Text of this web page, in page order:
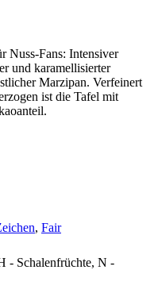
Nuss-Fans: Intensiver
und karamellisierter
Marzipan. Verfeinert
ist die Tafel mit
, Fair
- Schalenfrüchte, N -